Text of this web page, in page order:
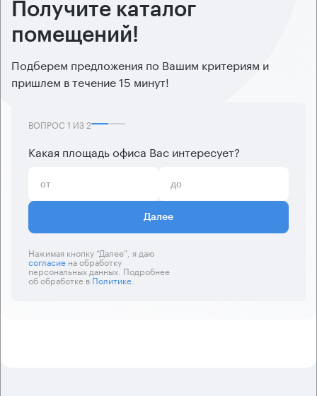
Получите каталог
помещений!
Подберем предложения по Вашим критериям и
пришлем в течение 15 минут!
ВОПРОС 1 ИЗ2
Какая площадь офиса Вас интересует?
Далее
Нажимая кнопку “Далее”, я даю
согласиена обработку
персональных данных. Подробнее
об обработке вПолитике.